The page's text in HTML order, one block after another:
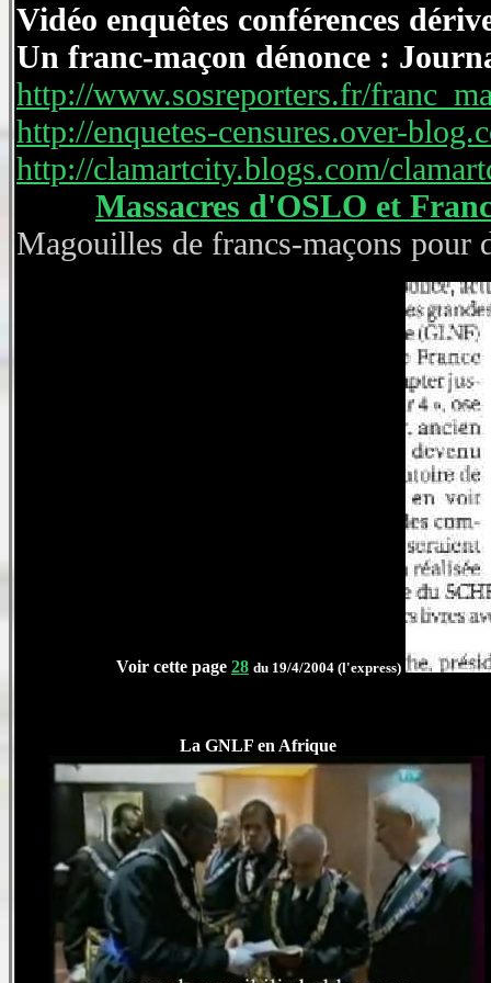
Vidéo enquêtes conférences
Un franc-maçon dénonce :
http://www.sosreporters.fr/
http://enquetes-censures.over-
http://clamartcity.blogs.com/
Massacres d'OSLO et
Magouilles de francs-maçons pour
Voir cette page 28 du 19/4/2004 (l'express)
La GNLF en Afrique